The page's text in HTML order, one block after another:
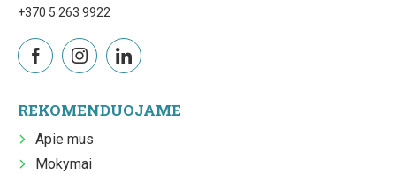
+370 5 263 9922
REKOMENDUOJAME
Apie mus
Mokymai